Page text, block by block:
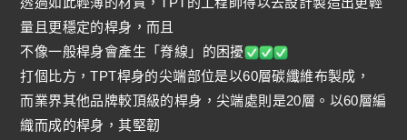
量且更穩定的桿身，而且
不像一般桿身會產生「脊線」的困擾
打個比方，TPT桿身的尖端部位是以60層碳纖維布製成，
而業界其他品牌較頂級的桿身，尖端處則是20層。以60層編
織而成的桿身，其堅韌